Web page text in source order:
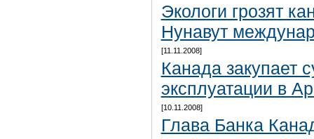
Экологи грозят
Нунавут
[11.11.2008]
Канада закупает
эксплуатации в
[10.11.2008]
Глава Банка